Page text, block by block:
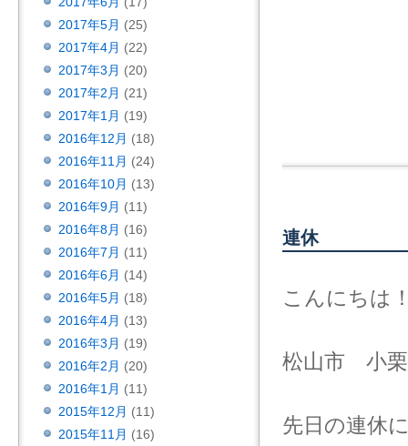
連休
こんにちは
松山市 小
先日の連休
2017年5月 (25)
2017年4月 (22)
2017年3月 (20)
2017年2月 (21)
2017年1月 (19)
2016年12月 (18)
2016年11月 (24)
2016年10月 (13)
2016年9月 (11)
2016年8月 (16)
2016年7月 (11)
2016年6月 (14)
2016年5月 (18)
2016年4月 (13)
2016年3月 (19)
2016年2月 (20)
2016年1月 (11)
2015年12月 (11)
2015年11月 (16)